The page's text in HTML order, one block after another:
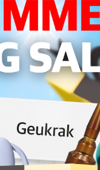
예상치 못한 에러입니다.